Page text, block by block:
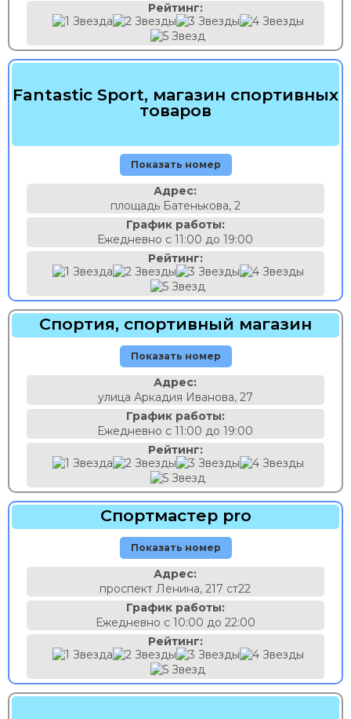
Рейтинг:
Fantastic Sport, магазин спортивных
товаров
Показать номер
Адрес:
площадь Батенькова, 2
График работы:
Ежедневно с 11:00 до 19:00
Рейтинг:
Спортия, спортивный магазин
Показать номер
Адрес:
улица Аркадия Иванова, 27
График работы:
Ежедневно с 11:00 до 19:00
Рейтинг:
Спортмастер pro
Показать номер
Адрес:
проспект Ленина, 217 ст22
График работы:
Ежедневно с 10:00 до 22:00
Рейтинг: